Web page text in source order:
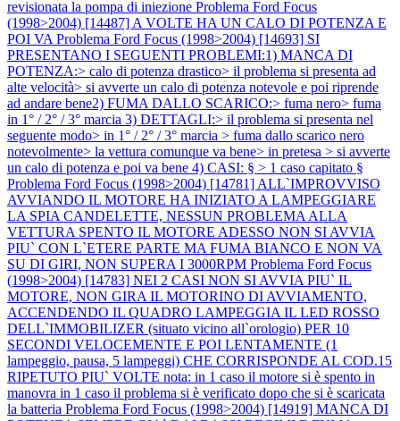
revisionata la pompa di iniezione Problema Ford Focus
(1998>2004) [14487] A VOLTE HA UN CALO DI POTENZA E
POI VA Problema Ford Focus (1998>2004) [14693] SI
PRESENTANO I SEGUENTI PROBLEMI:1) MANCA DI
POTENZA:> calo di potenza drastico> il problema si presenta ad
alte velocità> si avverte un calo di potenza notevole e poi riprende
ad andare bene2) FUMA DALLO SCARICO:> fuma nero> fuma
in 1° / 2° / 3° marcia 3) DETTAGLI:> il problema si presenta nel
seguente modo> in 1° / 2° / 3° marcia > fuma dallo scarico nero
notevolmente> la vettura comunque va bene> in pretesa > si avverte
un calo di potenza e poi va bene 4) CASI: § > 1 caso capitato §
Problema Ford Focus (1998>2004) [14781] ALL`IMPROVVISO
AVVIANDO IL MOTORE HA INIZIATO A LAMPEGGIARE
LA SPIA CANDELETTE, NESSUN PROBLEMA ALLA
VETTURA SPENTO IL MOTORE ADESSO NON SI AVVIA
PIU` CON L`ETERE PARTE MA FUMA BIANCO E NON VA
SU DI GIRI, NON SUPERA I 3000RPM Problema Ford Focus
(1998>2004) [14783] NEI 2 CASI NON SI AVVIA PIU` IL
MOTORE, NON GIRA IL MOTORINO DI AVVIAMENTO,
ACCENDENDO IL QUADRO LAMPEGGIA IL LED ROSSO
DELL`IMMOBILIZER (situato vicino all`orologio) PER 10
SECONDI VELOCEMENTE E POI LENTAMENTE (1
lampeggio, pausa, 5 lampeggi) CHE CORRISPONDE AL COD.15
RIPETUTO PIU` VOLTE nota: in 1 caso il motore si è spento in
manovra in 1 caso il problema si è verificato dopo che si è scaricata
la batteria Problema Ford Focus (1998>2004) [14919] MANCA DI